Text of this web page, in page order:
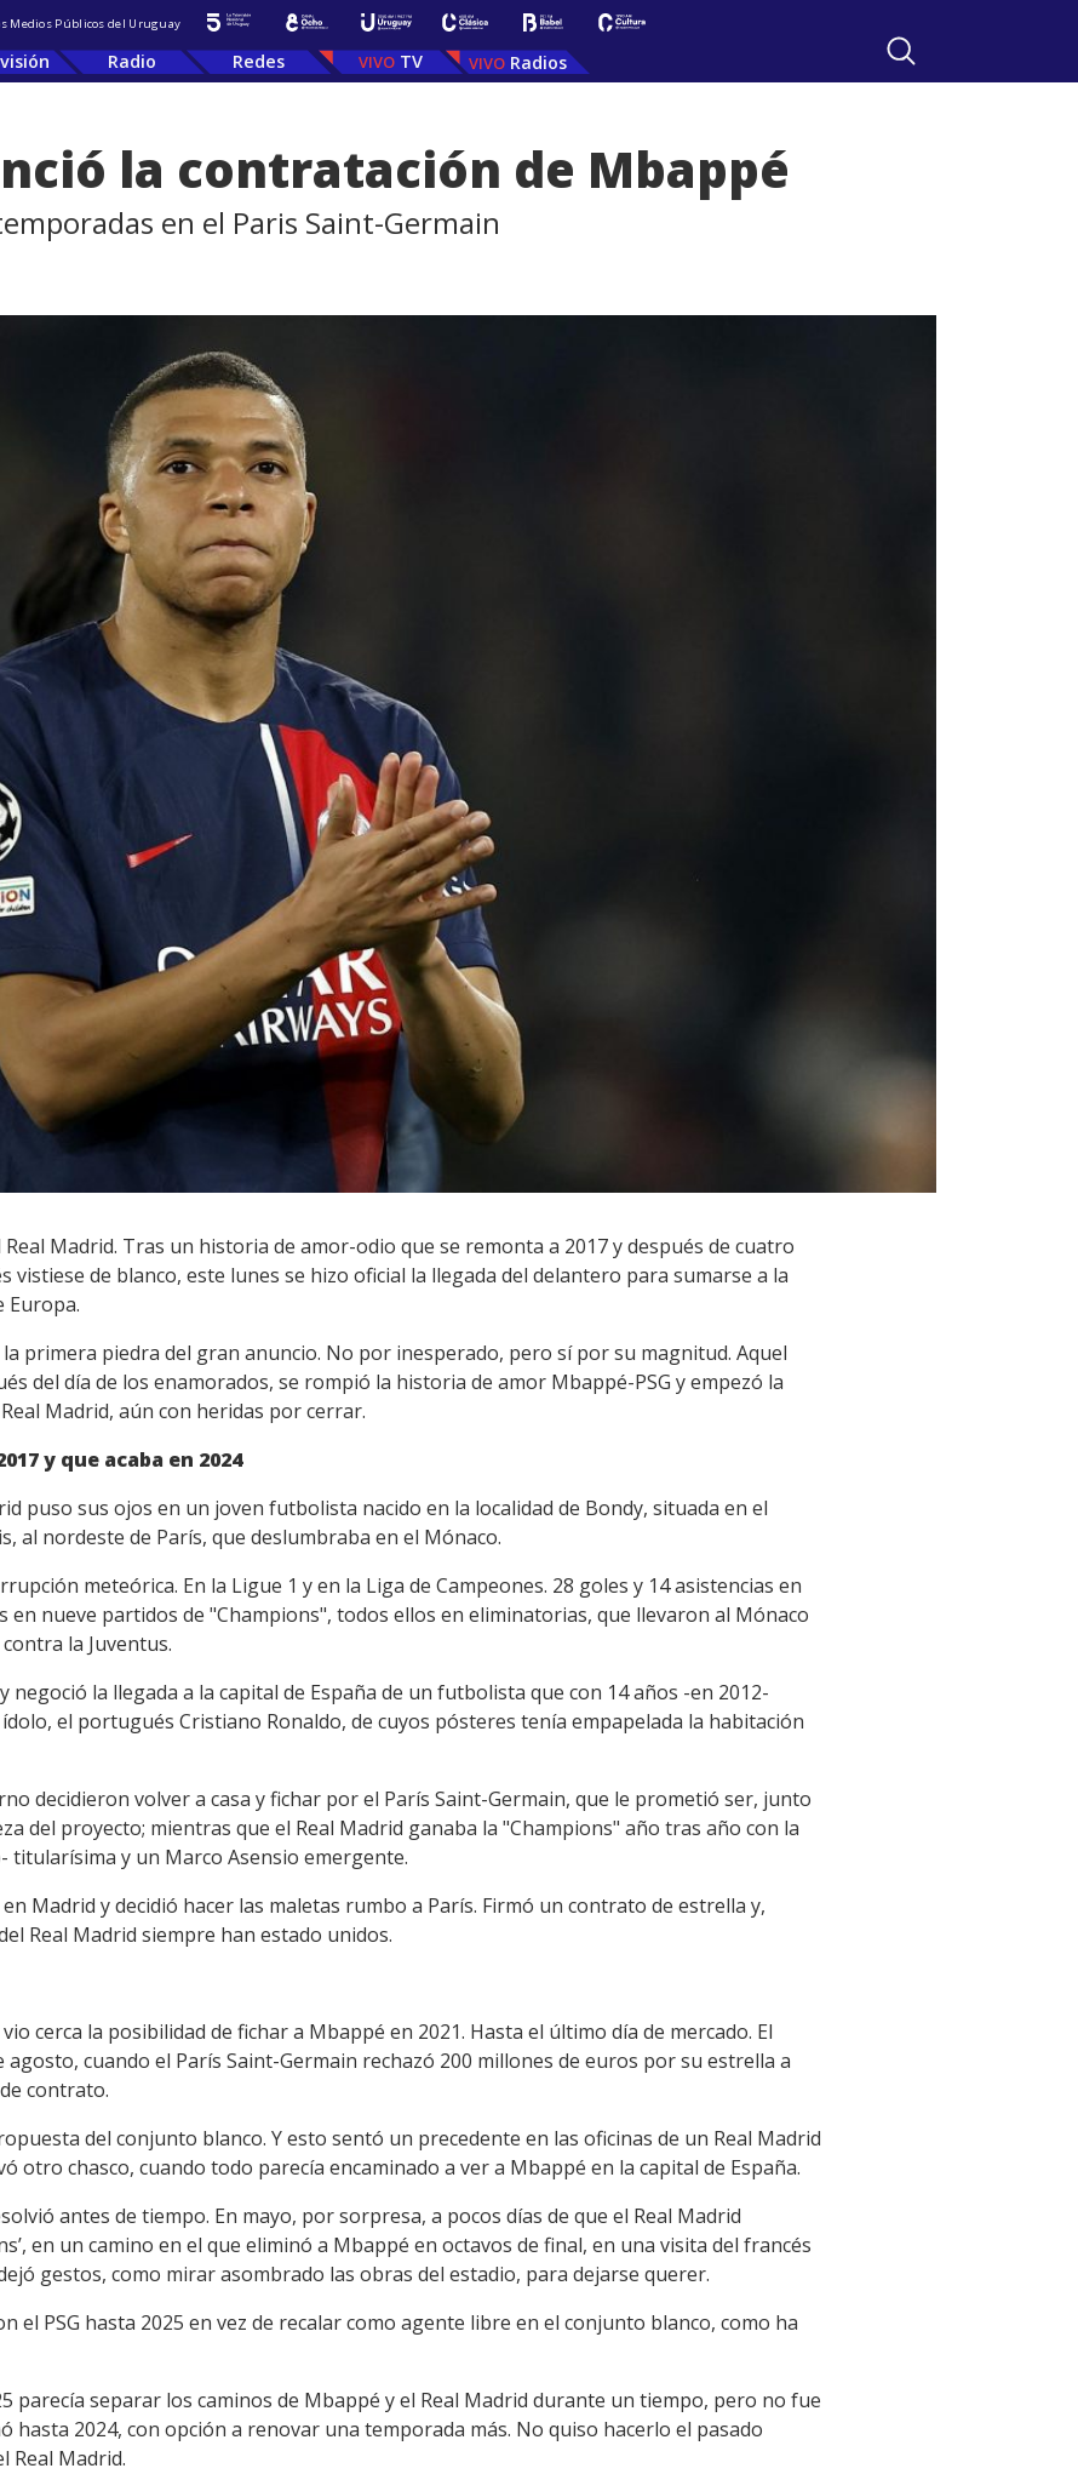
Medios Públicos del Uruguay
Radio Redes TV Radios
la contratación de Mbappé
en el Paris Saint-Germain
Madrid. Tras un historia de amor-odio que se remonta a 2017 y después de cuatro
vistiese de blanco, este lunes se hizo oficial la llegada del delantero para sumarse a la
Europa.
primera piedra del gran anuncio. No por inesperado, pero sí por su magnitud. Aquel
del día de los enamorados, se rompió la historia de amor Mbappé-PSG y empezó la
Madrid, aún con heridas por cerrar.
y que acaba en 2024
puso sus ojos en un joven futbolista nacido en la localidad de Bondy, situada en el
al nordeste de París, que deslumbraba en el Mónaco.
meteórica. En la Ligue 1 y en la Liga de Campeones. 28 goles y 14 asistencias en
en nueve partidos de "Champions", todos ellos en eliminatorias, que llevaron al Mónaco
la Juventus.
negoció la llegada a la capital de España de un futbolista que con 14 años -en 2012-
el portugués Cristiano Ronaldo, de cuyos pósteres tenía empapelada la habitación
decidieron volver a casa y fichar por el París Saint-Germain, que le prometió ser, junto
del proyecto; mientras que el Real Madrid ganaba la "Champions" año tras año con la
titularísima y un Marco Asensio emergente.
Madrid y decidió hacer las maletas rumbo a París. Firmó un contrato de estrella y,
Real Madrid siempre han estado unidos.
cerca la posibilidad de fichar a Mbappé en 2021. Hasta el último día de mercado. El
agosto, cuando el París Saint-Germain rechazó 200 millones de euros por su estrella a
contrato.
del conjunto blanco. Y esto sentó un precedente en las oficinas de un Real Madrid
otro chasco, cuando todo parecía encaminado a ver a Mbappé en la capital de España.
antes de tiempo. En mayo, por sorpresa, a pocos días de que el Real Madrid
en un camino en el que eliminó a Mbappé en octavos de final, en una visita del francés
gestos, como mirar asombrado las obras del estadio, para dejarse querer.
el PSG hasta 2025 en vez de recalar como agente libre en el conjunto blanco, como ha
parecía separar los caminos de Mbappé y el Real Madrid durante un tiempo, pero no fue
hasta 2024, con opción a renovar una temporada más. No quiso hacerlo el pasado
Real Madrid.